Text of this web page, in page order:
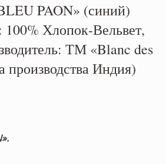
PAON» (синий)
100% Хлопок-Вельвет,
ТМ «Blanc des
производства Индия)